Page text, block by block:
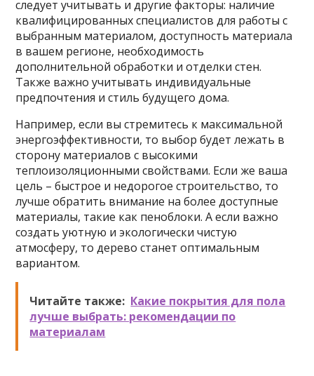
следует учитывать и другие факторы: наличие
квалифицированных специалистов для работы с
выбранным материалом, доступность материала
в вашем регионе, необходимость
дополнительной обработки и отделки стен.
Также важно учитывать индивидуальные
предпочтения и стиль будущего дома.
Например, если вы стремитесь к максимальной
энергоэффективности, то выбор будет лежать в
сторону материалов с высокими
теплоизоляционными свойствами. Если же ваша
цель – быстрое и недорогое строительство, то
лучше обратить внимание на более доступные
материалы, такие как пеноблоки. А если важно
создать уютную и экологически чистую
атмосферу, то дерево станет оптимальным
вариантом.
Читайте также: Какие покрытия для пола
лучше выбрать: рекомендации по
материалам